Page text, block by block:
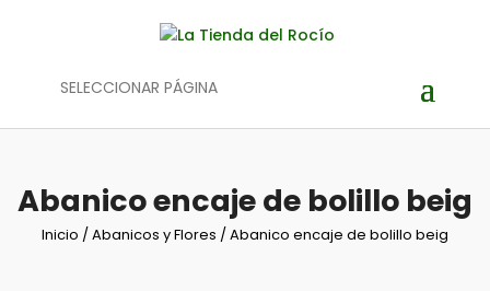
SELECCIONAR PÁGINA
Abanico encaje de bolillo beig
Inicio /Abanicos y Flores / Abanico encaje de bolillo beig